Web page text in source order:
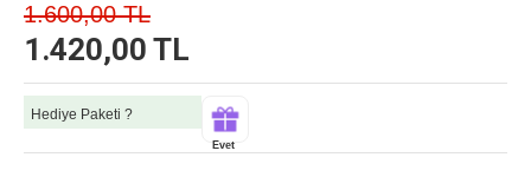
1.420,00 TL
1.600,00 TL
Hediye Paketi ?
Evet